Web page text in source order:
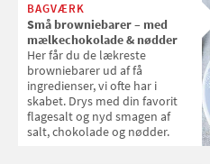
BAGVÆRK
Små browniebarer – med
mælkechokolade & nødder
Her får du de lækreste
browniebarer ud af få
ingredienser, vi ofte har i
skabet. Drys med din favorit
flagesalt og nyd smagen af
salt, chokolade og nødder.